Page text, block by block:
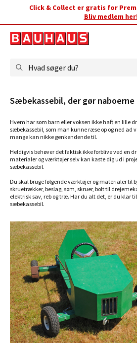
Click & Collect er gratis for
Bliv medlem
Hvad søger du?
Sæbekassebil, der gør naboerne
Hvem har som barn eller voksen ikke haft en lille
sæbekassebil, som man kunne ræse op og ned ad
mange kan nikke genkendende til.
Heldigvis behøver det faktisk ikke forblive ved en
materialer og værktøjer selv kan kaste dig ud i
sæbekassebil.
Du skal bruge følgende værktøjer og materialer til
skruetrækker, beslag, søm, skruer, bolt til
elektrisk sav, reb og træ. Har du alt det, er du klar
sæbekassebil.